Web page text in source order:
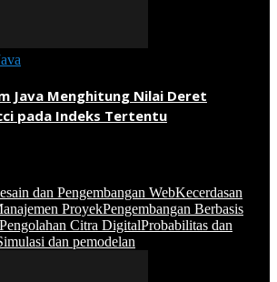
Java Menghitung Nilai Deret
pada Indeks Tertentu
dan Pengembangan WebKecerdasan
ProyekPengembangan Berbasis
Pengolahan Citra DigitalProbabilitas dan
dan pemodelan